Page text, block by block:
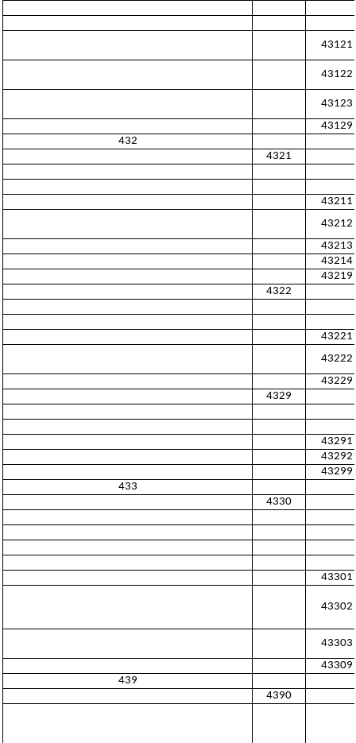
43121
43122
43123
43129
432
4321
43211
43212
43213
43214
43219
4322
43221
43222
43229
4329
43291
43292
43299
433
4330
43301
43302
43303
43309
439
4390